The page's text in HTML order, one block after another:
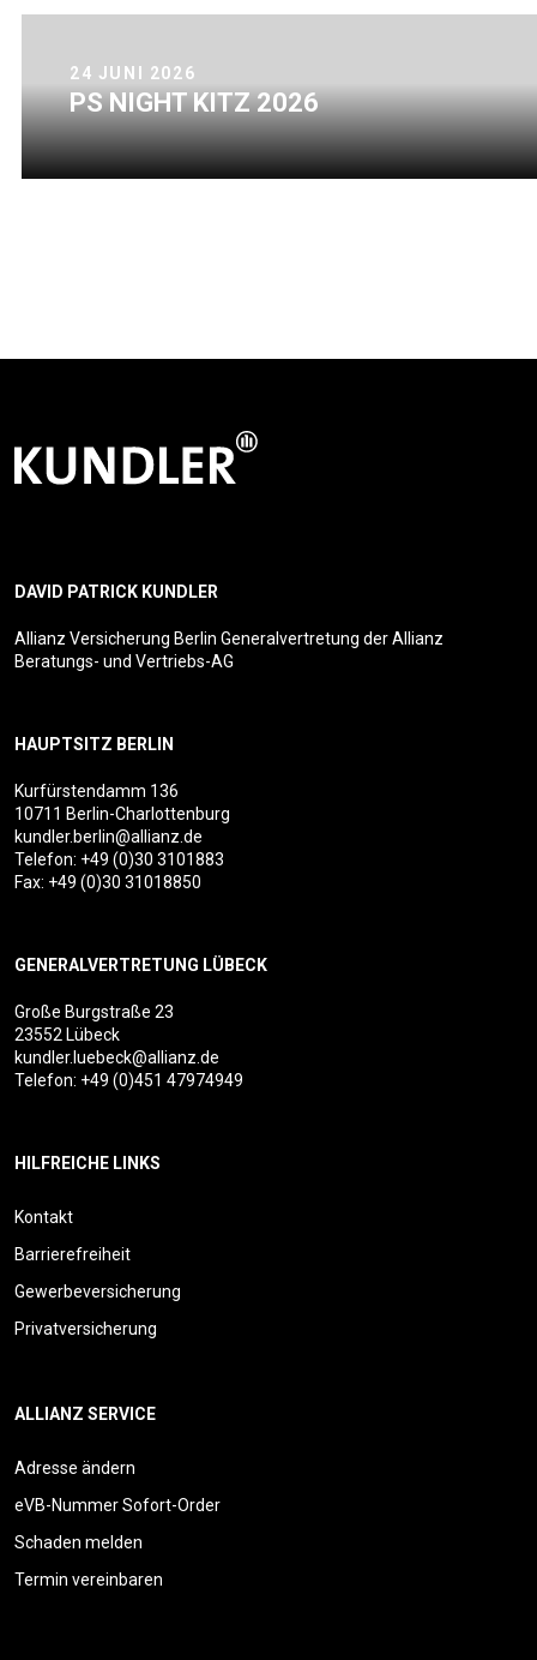
BEACH POLO WORLD
2026
DAVID PATRICK KUNDLER
Allianz Versicherung Berlin Generalvertretung der Allianz
Beratungs- und Vertriebs-AG
HAUPTSITZ BERLIN
Kurfürstendamm 136
10711 Berlin-Charlottenburg
kundler.berlin@allianz.de
Telefon: +49 (0)30 3101883
Fax: +49 (0)30 31018850
GENERALVERTRETUNG LÜBECK
Große Burgstraße 23
23552 Lübeck
kundler.luebeck@allianz.de
Telefon: +49 (0)451 47974949
HILFREICHE LINKS
Kontakt
Barrierefreiheit
Gewerbeversicherung
Privatversicherung
ALLIANZ SERVICE
Adresse ändern
eVB-Nummer Sofort-Order
Schaden melden
Termin vereinbaren